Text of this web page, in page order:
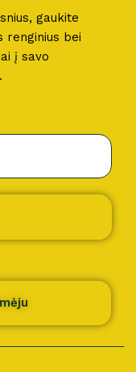
gaukite
renginius bei
į savo